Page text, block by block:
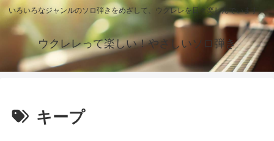
いろいろなジャンルのソロ弾きをめざして、ウクレレを日々楽しんでいます。
ウクレレって楽しい！やさしいソロ弾き
キープ